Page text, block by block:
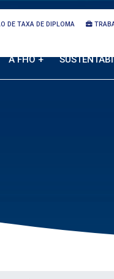
DE TAXA DE DIPLOMA
A FHO +